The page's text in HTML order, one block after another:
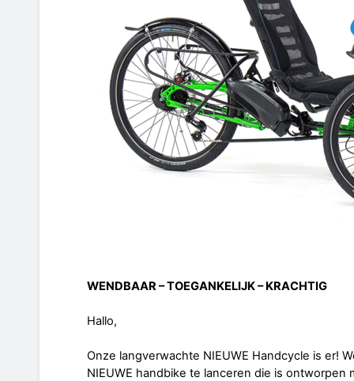
WENDBAAR – TOEGANKELIJK – KRACHTIG
Hallo,
Onze langverwachte NIEUWE Handcycle is er!
NIEUWE handbike te lanceren die is